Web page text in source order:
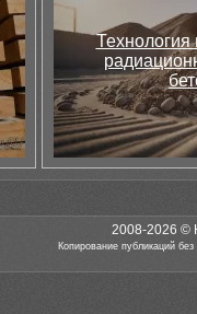
Технология
2008-2026 ©
Копирование публикаций